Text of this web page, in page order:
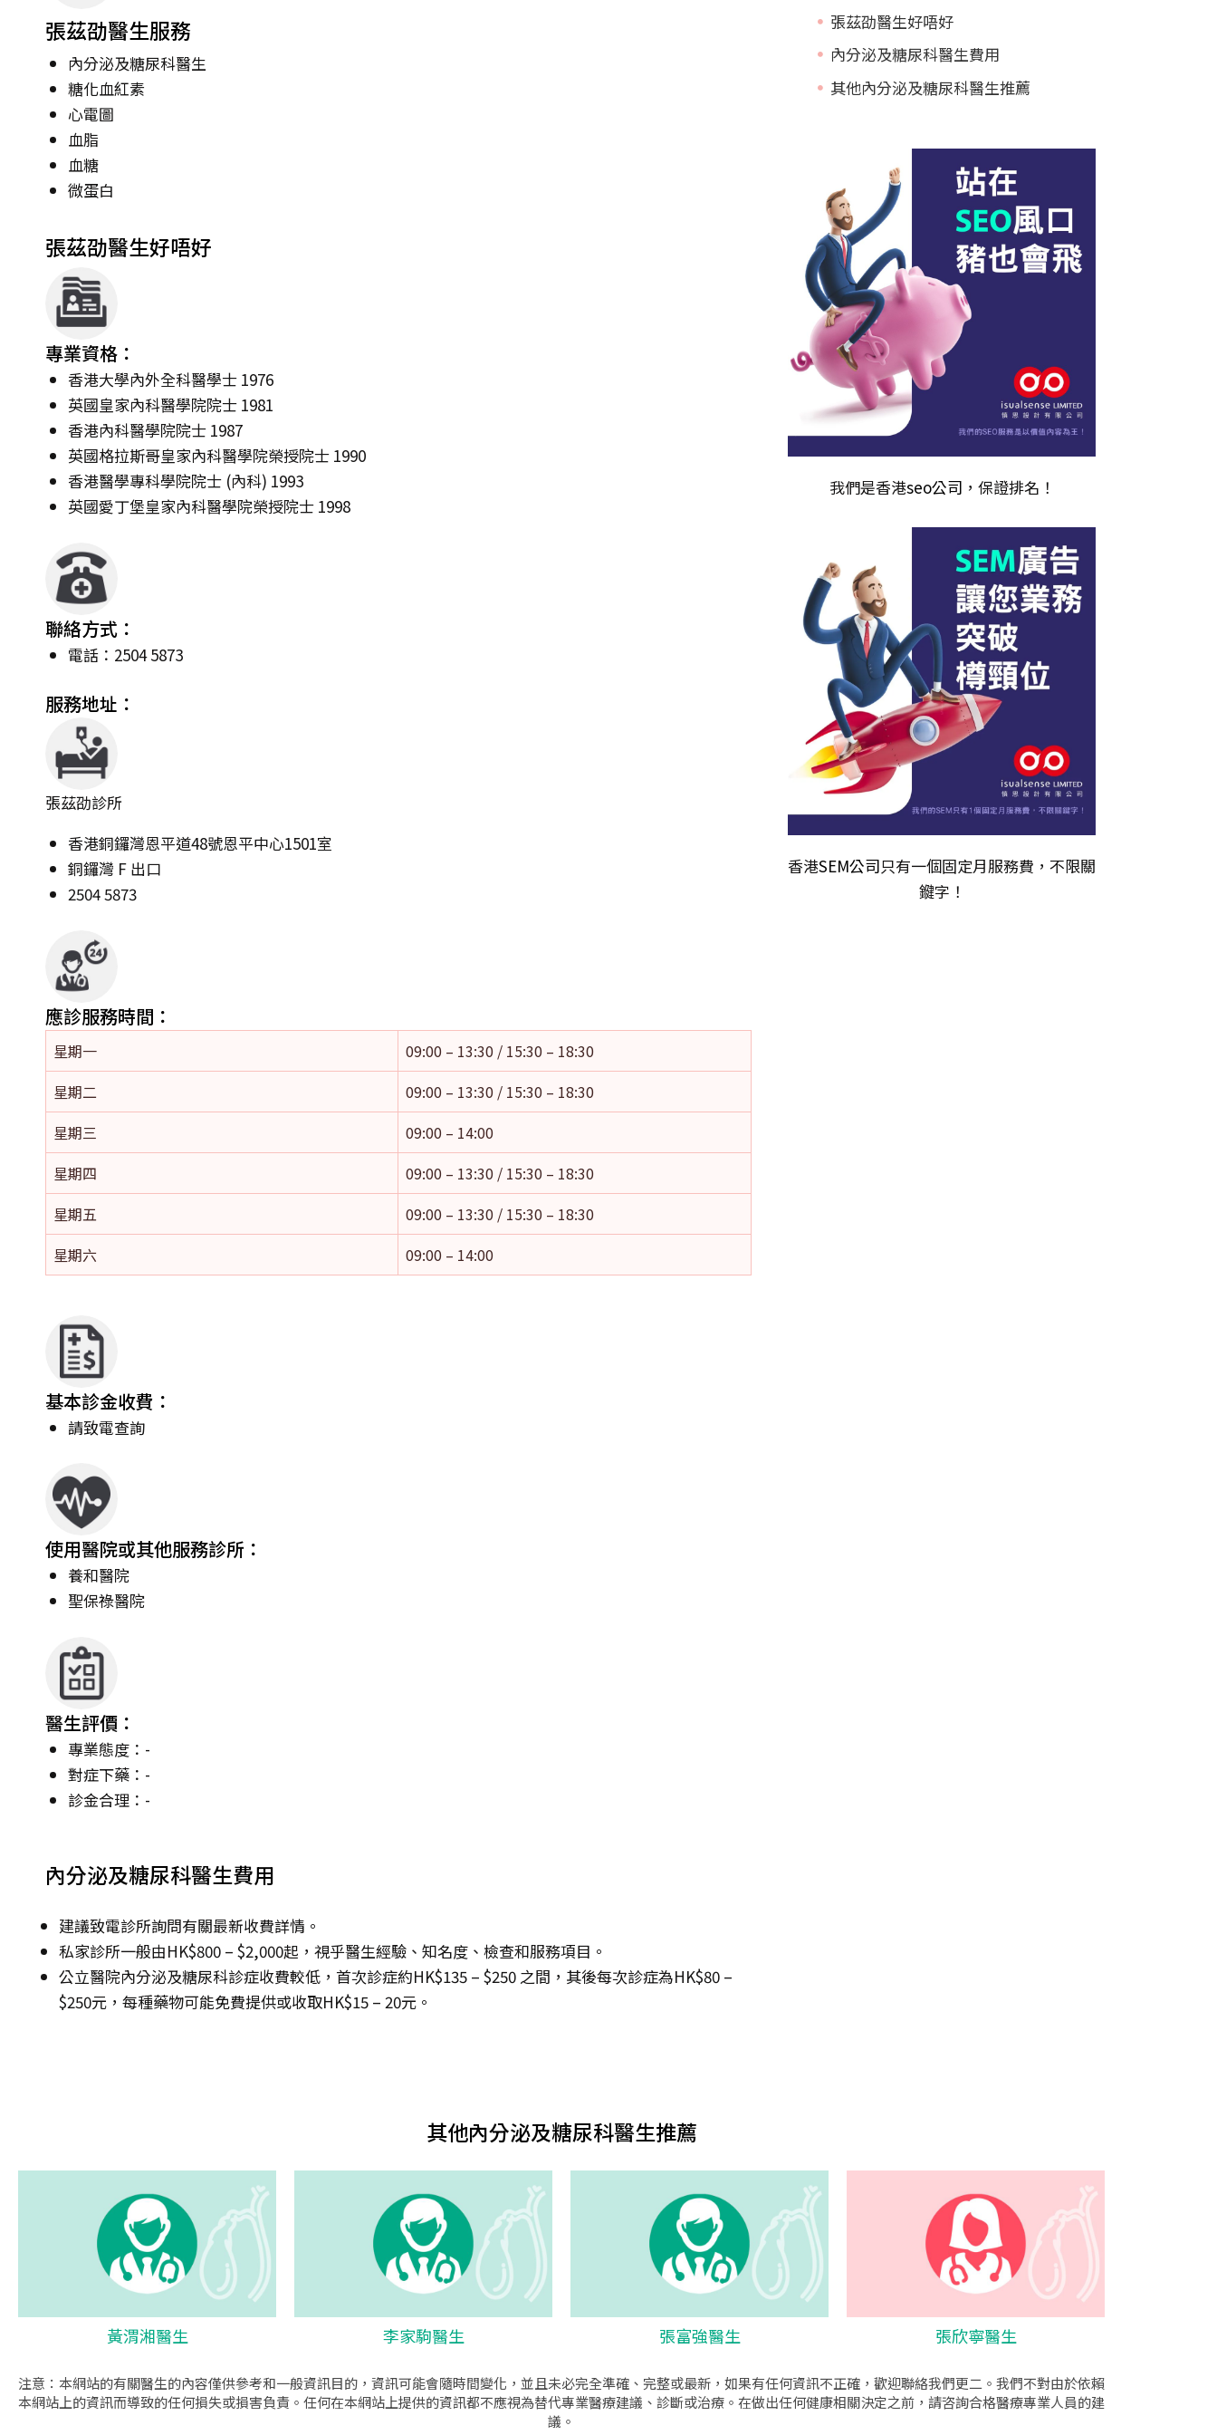
張茲劭醫生服務
內分泌及糖尿科醫生
糖化血紅素
心電圖
血脂
血糖
微蛋白
張茲劭醫生好唔好
專業資格：
香港大學內外全科醫學士 1976
英國皇家內科醫學院院士 1981
香港內科醫學院院士 1987
英國格拉斯哥皇家內科醫學院榮授院士 1990
香港醫學專科學院院士 (內科) 1993
英國愛丁堡皇家內科醫學院榮授院士 1998
聯絡方式：
電話：2504 5873
服務地址：
張茲劭診所
香港銅鑼灣恩平道48號恩平中心1501室
銅鑼灣 F 出口
2504 5873
應診服務時間：
星期一
09:00 – 13:30 / 15:30 – 18:30
星期二
09:00 – 13:30 / 15:30 – 18:30
星期三
09:00 – 14:00
星期四
09:00 – 13:30 / 15:30 – 18:30
星期五
09:00 – 13:30 / 15:30 – 18:30
星期六
09:00 – 14:00
基本診金收費：
請致電查詢
使用醫院或其他服務診所：
養和醫院
聖保祿醫院
醫生評價：
專業態度：-
對症下藥：-
診金合理：-
內分泌及糖尿科醫生費用
建議致電診所詢問有關最新收費詳情。
私家診所一般由HK$800 – $2,000起，視乎醫生經驗、知名度、檢查和服務項目。
公立醫院內分泌及糖尿科診症收費較低，首次診症約HK$135 – $250 之間，其後每次診症為HK$80 –
$250元，每種藥物可能免費提供或收取HK$15 – 20元。
張茲劭醫生好唔好
內分泌及糖尿科醫生費用
其他內分泌及糖尿科醫生推薦
我們是香港seo公司 ，保證排名！
香港SEM公司只有一個固定月服務費，不限關
𨫡字！
其他內分泌及糖尿科醫生推薦
黃渭湘醫生 李家駒醫生 張富強醫生 張欣寧醫生
注意：本網站的有關醫生的內容僅供參考和一般資訊目的，資訊可能會隨時間變化，並且未必完全準確、完整或最新，如果有任何資訊不正確，歡迎聯絡我們更二。我們不對由於依賴
本網站上的資訊而導致的任何損失或損害負責。任何在本網站上提供的資訊都不應視為替代專業醫療建議、診斷或治療。在做出任何健康相關決定之前，請咨詢合格醫療專業人員的建
議。